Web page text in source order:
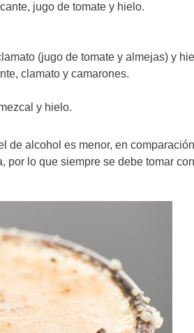
jugo de tomate y hielo.
(jugo de tomate y almejas) y
clamato y camarones.
y hielo.
de alcohol es menor, en
por lo que siempre se debe tomar con